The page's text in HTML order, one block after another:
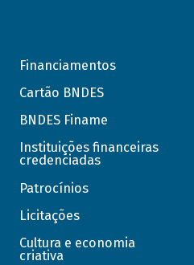
Financiamentos
Cartão BNDES
BNDES Finame
Instituições financeiras
credenciadas
Patrocínios
Licitações
Cultura e economia
criativa